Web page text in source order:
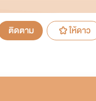
ติดตาม ให้ดาว